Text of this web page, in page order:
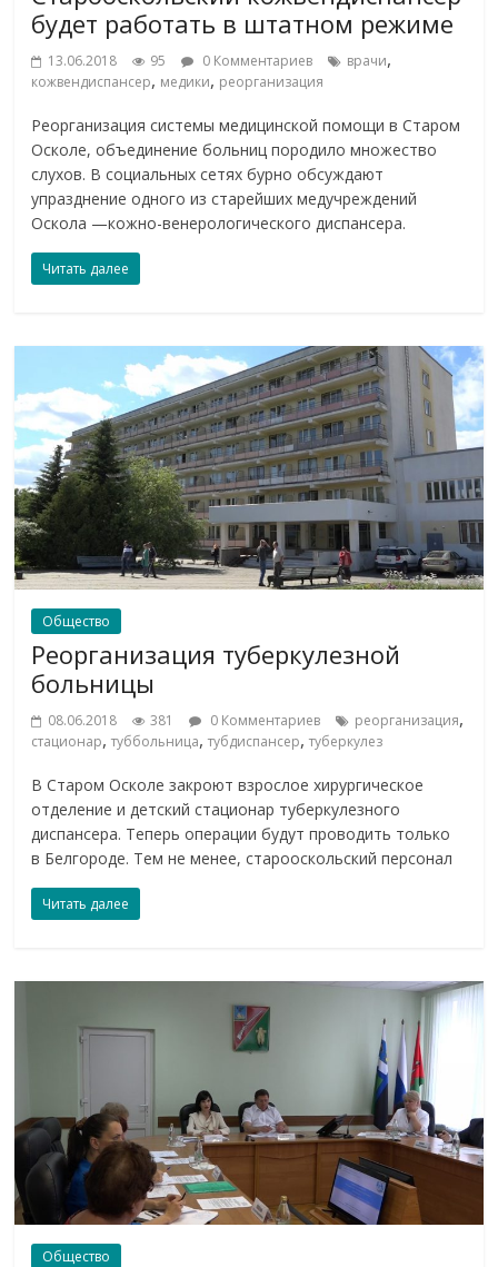
будет работать в штатном режиме
13.06.2018 95 0 Комментариев врачи,
кожвендиспансер, медики, реорганизация
Реорганизация системы медицинской помощи в Старом
Осколе, объединение больниц породило множество
слухов. В социальных сетях бурно обсуждают
упразднение одного из старейших медучреждений
Оскола —кожно-венерологического диспансера.
Читать далее
Общество
Реорганизация туберкулезной
больницы
08.06.2018 381 0 Комментариев реорганизация,
стационар,туббольница,тубдиспансер,туберкулез
В Старом Осколе закроют взрослое хирургическое
отделение и детский стационар туберкулезного
диспансера. Теперь операции будут проводить только
в Белгороде. Тем не менее, старооскольский персонал
Читать далее
Общество